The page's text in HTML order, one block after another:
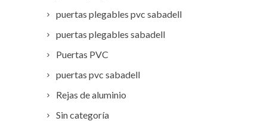
puertas plegables pvc sabadell
puertas plegables sabadell
Puertas PVC
puertas pvc sabadell
Rejas de aluminio
Sin categoría